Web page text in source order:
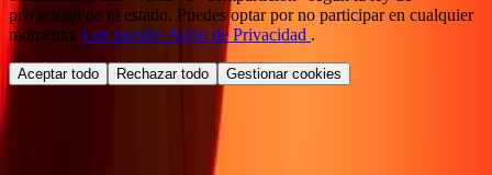
privacidad de tu estado. Puedes optar por no participar en cualquier
momento. Lee nuestro Aviso de Privacidad .
Aceptar todo Rechazar todo Gestionar cookies